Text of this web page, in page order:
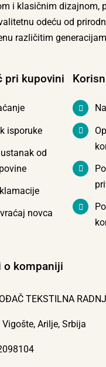
i klasičnim dizajnom,
odeću od
različitim
pri kupovini
isporuke
od
novca
o kompaniji
TEKSTILNA
Vigošte, Arilje, Srbija